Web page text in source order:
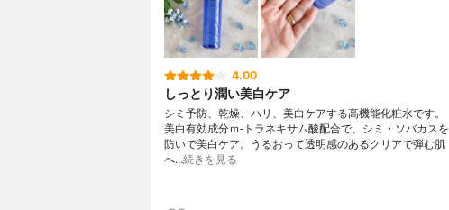
4.00
しっとり潤い美白ケア
シミ予防、乾燥、ハリ、美白ケアする高機能化粧水です。
美白有効成分ｍ‐トラネキサム酸配合で、シミ・ソバカスを
防いで美白ケア。うるおって透明感のあるクリアで弾む肌
へ…続きを見る